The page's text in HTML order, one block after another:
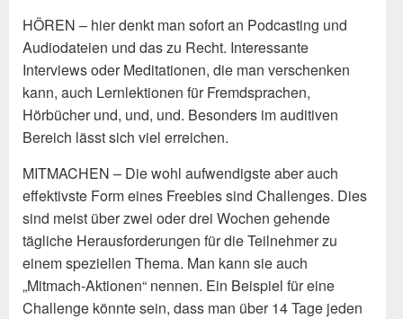
HÖREN – hier denkt man sofort an Podcasting und
Audiodateien und das zu Recht. Interessante
Interviews oder Meditationen, die man verschenken
kann, auch Lernlektionen für Fremdsprachen,
Hörbücher und, und, und. Besonders im auditiven
Bereich lässt sich viel erreichen.
MITMACHEN – Die wohl aufwendigste aber auch
effektivste Form eines Freebies sind Challenges. Dies
sind meist über zwei oder drei Wochen gehende
tägliche Herausforderungen für die Teilnehmer zu
einem speziellen Thema. Man kann sie auch
„Mitmach-Aktionen“ nennen. Ein Beispiel für eine
Challenge könnte sein, dass man über 14 Tage jeden